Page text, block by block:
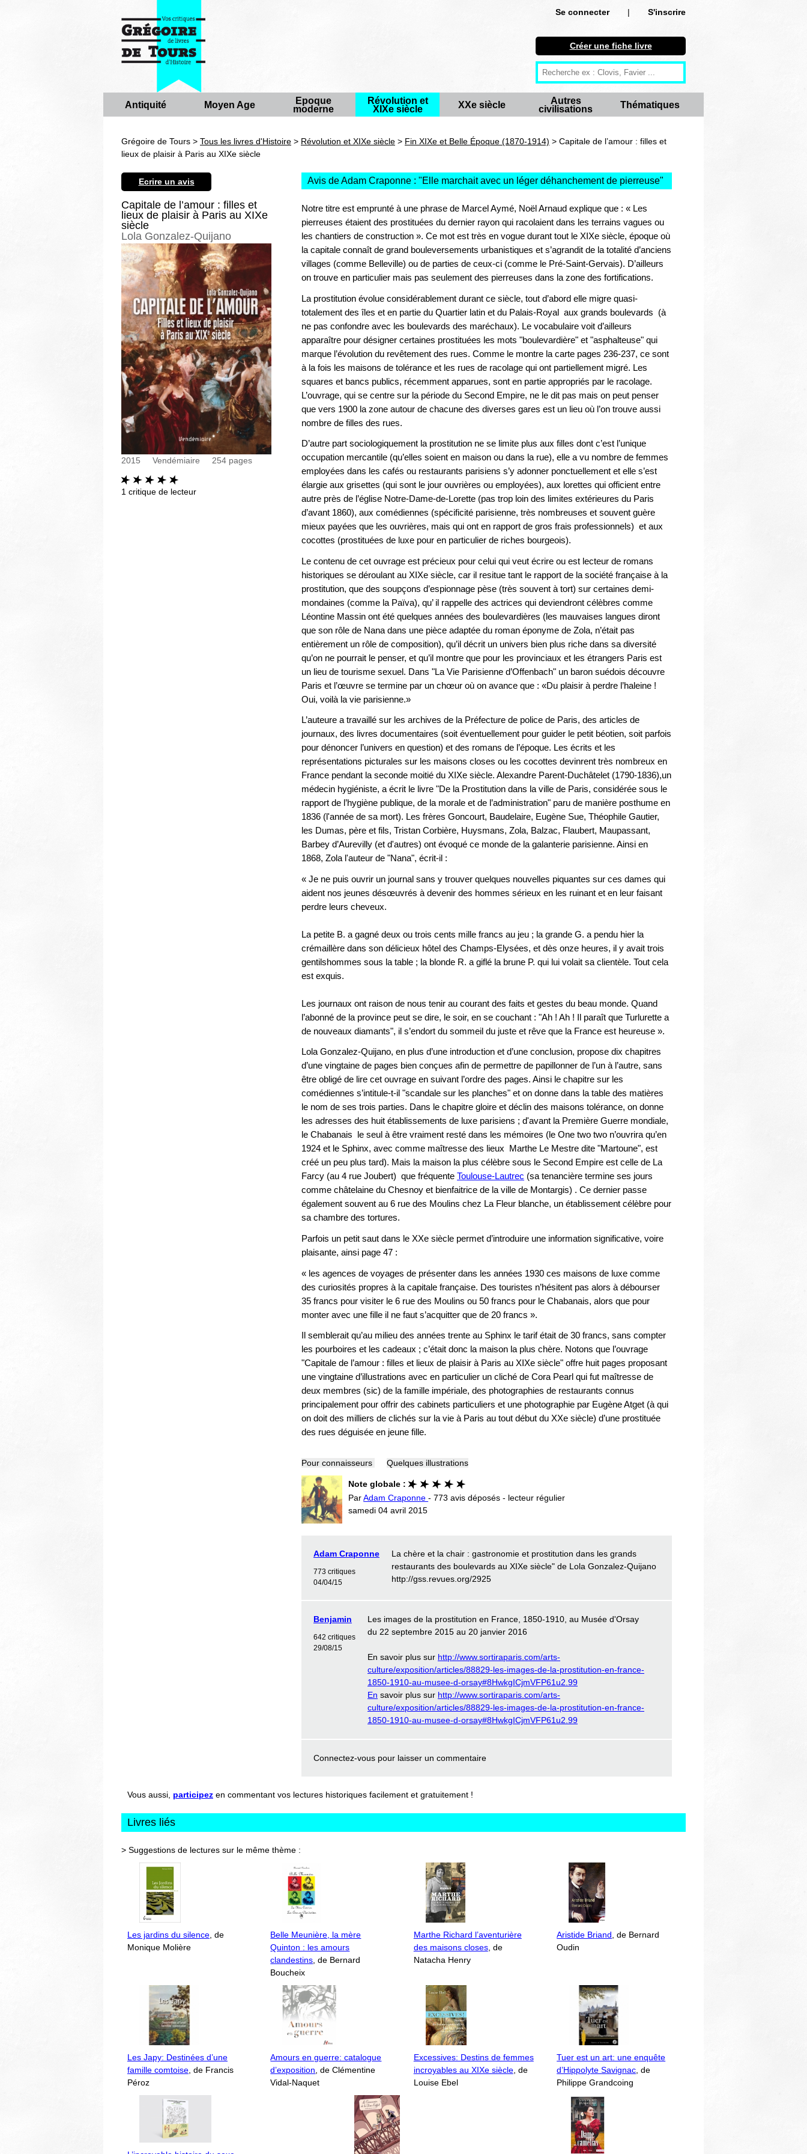
Se connecter |
S'inscrire
S'inscrire
Créer une fiche livre
Antiquité
Moyen Age
Révolution et XIXe siècle
XXe siècle
Autres civilisations
Thématiques
Créer une fiche livre
Antiquité Moyen Age
Epoque
moderne
Révolution et
XIXe siècle
XXe siècle
Autres
civilisations
Thématiques
Grégoire de Tours > Tous les livres d'Histoire > Révolution et XIXe siècle > Fin XIXe et Belle Époque (1870-1914) > Capitale de l’amour : filles et
lieux de plaisir à Paris au XIXe siècle
Ecrire un avis
Capitale de l’amour : filles et
lieux de plaisir à Paris au XIXe
siècle
Lola Gonzalez-Quijano
2015 Vendémiaire 254 pages
1 critique de lecteur
Avis de Adam Craponne : "Elle marchait avec un léger déhanchement de pierreuse"
Notre titre est emprunté à une phrase de Marcel Aymé, Noël Arnaud explique que : « Les
pierreuses étaient des prostituées du dernier rayon qui racolaient dans les terrains vagues ou
les chantiers de construction ». Ce mot est très en vogue durant tout le XIXe siècle, époque où
la capitale connaît de grand bouleversements urbanistiques et s’agrandit de la totalité d’anciens
villages (comme Belleville) ou de parties de ceux-ci (comme le Pré-Saint-Gervais). D’ailleurs
on trouve en particulier mais pas seulement des pierreuses dans la zone des fortifications.
La prostitution évolue considérablement durant ce siècle, tout d’abord elle migre quasi-
totalement des îles et en partie du Quartier latin et du Palais-Royal aux grands boulevards (à
ne pas confondre avec les boulevards des maréchaux). Le vocabulaire voit d’ailleurs
apparaître pour désigner certaines prostituées les mots "boulevardière" et "asphalteuse" qui
marque l’évolution du revêtement des rues. Comme le montre la carte pages 236-237, ce sont
à la fois les maisons de tolérance et les rues de racolage qui ont partiellement migré. Les
squares et bancs publics, récemment apparues, sont en partie appropriés par le racolage.
L’ouvrage, qui se centre sur la période du Second Empire, ne le dit pas mais on peut penser
que vers 1900 la zone autour de chacune des diverses gares est un lieu où l’on trouve aussi
nombre de filles des rues.
D’autre part sociologiquement la prostitution ne se limite plus aux filles dont c’est l’unique
occupation mercantile (qu’elles soient en maison ou dans la rue), elle a vu nombre de femmes
employées dans les cafés ou restaurants parisiens s’y adonner ponctuellement et elle s’est
élargie aux grisettes (qui sont le jour ouvrières ou employées), aux lorettes qui officient entre
autre près de l’église Notre-Dame-de-Lorette (pas trop loin des limites extérieures du Paris
d’avant 1860), aux comédiennes (spécificité parisienne, très nombreuses et souvent guère
mieux payées que les ouvrières, mais qui ont en rapport de gros frais professionnels) et aux
cocottes (prostituées de luxe pour en particulier de riches bourgeois).
Le contenu de cet ouvrage est précieux pour celui qui veut écrire ou est lecteur de romans
historiques se déroulant au XIXe siècle, car il resitue tant le rapport de la société française à la
prostitution, que des soupçons d’espionnage pèse (très souvent à tort) sur certaines demi-
mondaines (comme la Païva), qu’ il rappelle des actrices qui deviendront célèbres comme
Léontine Massin ont été quelques années des boulevardières (les mauvaises langues diront
que son rôle de Nana dans une pièce adaptée du roman éponyme de Zola, n’était pas
entièrement un rôle de composition), qu’il décrit un univers bien plus riche dans sa diversité
qu’on ne pourrait le penser, et qu’il montre que pour les provinciaux et les étrangers Paris est
un lieu de tourisme sexuel. Dans "La Vie Parisienne d’Offenbach" un baron suédois découvre
Paris et l’œuvre se termine par un chœur où on avance que : «Du plaisir à perdre l’haleine !
Oui, voilà la vie parisienne.»
L’auteure a travaillé sur les archives de la Préfecture de police de Paris, des articles de
journaux, des livres documentaires (soit éventuellement pour guider le petit béotien, soit parfois
pour dénoncer l’univers en question) et des romans de l’époque. Les écrits et les
représentations picturales sur les maisons closes ou les cocottes devinrent très nombreux en
France pendant la seconde moitié du XIXe siècle. Alexandre Parent-Duchâtelet (1790-1836),un
médecin hygiéniste, a écrit le livre "De la Prostitution dans la ville de Paris, considérée sous le
rapport de l’hygiène publique, de la morale et de l’administration" paru de manière posthume en
1836 (l'année de sa mort). Les frères Goncourt, Baudelaire, Eugène Sue, Théophile Gautier,
les Dumas, père et fils, Tristan Corbière, Huysmans, Zola, Balzac, Flaubert, Maupassant,
Barbey d’Aurevilly (et d'autres) ont évoqué ce monde de la galanterie parisienne. Ainsi en
1868, Zola l'auteur de "Nana", écrit-il :
« Je ne puis ouvrir un journal sans y trouver quelques nouvelles piquantes sur ces dames qui
aident nos jeunes désœuvrés à devenir des hommes sérieux en les ruinant et en leur faisant
perdre leurs cheveux.
La petite B. a gagné deux ou trois cents mille francs au jeu ; la grande G. a pendu hier la
crémaillère dans son délicieux hôtel des Champs-Elysées, et dès onze heures, il y avait trois
gentilshommes sous la table ; la blonde R. a giflé la brune P. qui lui volait sa clientèle. Tout cela
est exquis.
Les journaux ont raison de nous tenir au courant des faits et gestes du beau monde. Quand
l’abonné de la province peut se dire, le soir, en se couchant : "Ah ! Ah ! Il paraît que Turlurette a
de nouveaux diamants", il s’endort du sommeil du juste et rêve que la France est heureuse ».
Lola Gonzalez-Quijano, en plus d’une introduction et d’une conclusion, propose dix chapitres
d’une vingtaine de pages bien conçues afin de permettre de papillonner de l’un à l’autre, sans
être obligé de lire cet ouvrage en suivant l’ordre des pages. Ainsi le chapitre sur les
comédiennes s’intitule-t-il "scandale sur les planches" et on donne dans la table des matières
le nom de ses trois parties. Dans le chapitre gloire et déclin des maisons tolérance, on donne
les adresses des huit établissements de luxe parisiens ; d'avant la Première Guerre mondiale,
le Chabanais le seul à être vraiment resté dans les mémoires (le One two two n’ouvrira qu’en
1924 et le Sphinx, avec comme maîtresse des lieux Marthe Le Mestre dite "Martoune", est
créé un peu plus tard). Mais la maison la plus célèbre sous le Second Empire est celle de La
Farcy (au 4 rue Joubert) que fréquente Toulouse-Lautrec (sa tenancière termine ses jours
comme châtelaine du Chesnoy et bienfaitrice de la ville de Montargis) . Ce dernier passe
également souvent au 6 rue des Moulins chez La Fleur blanche, un établissement célèbre pour
sa chambre des tortures.
Parfois un petit saut dans le XXe siècle permet d’introduire une information significative, voire
plaisante, ainsi page 47 :
« les agences de voyages de présenter dans les années 1930 ces maisons de luxe comme
des curiosités propres à la capitale française. Des touristes n’hésitent pas alors à débourser
35 francs pour visiter le 6 rue des Moulins ou 50 francs pour le Chabanais, alors que pour
monter avec une fille il ne faut s’acquitter que de 20 francs ».
Il semblerait qu’au milieu des années trente au Sphinx le tarif était de 30 francs, sans compter
les pourboires et les cadeaux ; c’était donc la maison la plus chère. Notons que l’ouvrage
"Capitale de l’amour : filles et lieux de plaisir à Paris au XIXe siècle" offre huit pages proposant
une vingtaine d’illustrations avec en particulier un cliché de Cora Pearl qui fut maîtresse de
deux membres (sic) de la famille impériale, des photographies de restaurants connus
principalement pour offrir des cabinets particuliers et une photographie par Eugène Atget (à qui
on doit des milliers de clichés sur la vie à Paris au tout début du XXe siècle) d’une prostituée
des rues déguisée en jeune fille.
Pour connaisseurs Quelques illustrations
Note globale :
ParAdam Craponne- 773 avis déposés - lecteur régulier
samedi 04 avril 2015
Adam Craponne
773 critiques
04/04/15
La chère et la chair : gastronomie et prostitution dans les grands
restaurants des boulevards au XIXe siècle" de Lola Gonzalez-Quijano
http://gss.revues.org/2925
Benjamin
642 critiques
29/08/15
Les images de la prostitution en France, 1850-1910, au Musée d'Orsay
du 22 septembre 2015 au 20 janvier 2016
En savoir plus sur http://www.sortiraparis.com/arts-
culture/exposition/articles/88829-les-images-de-la-prostitution-en-france-
1850-1910-au-musee-d-orsay#8HwkgICjmVFP61u2.99
En savoir plus sur http://www.sortiraparis.com/arts-
culture/exposition/articles/88829-les-images-de-la-prostitution-en-france-
1850-1910-au-musee-d-orsay#8HwkgICjmVFP61u2.99
Connectez-vous pour laisser un commentaire
Vous aussi, participez en commentant vos lectures historiques facilement et gratuitement !
Livres liés
> Suggestions de lectures sur le même thème :
Les jardins du silence , de
Monique Molière
Belle Meunière, la mère
Quinton : les amours
clandestins , de Bernard
Boucheix
Marthe Richard l’aventurière
des maisons closes, de
Natacha Henry
Aristide Briand , de Bernard
Oudin
Les Japy: Destinées d’une
famille comtoise , de Francis
Péroz
Amours en guerre: catalogue
d’exposition , de Clémentine
Vidal-Naquet
Excessives: Destins de femmes
incroyables au XIXe siècle, de
Louise Ebel
Tuer est un art: une enquête
d’Hippolyte Savignac , de
Philippe Grandcoing